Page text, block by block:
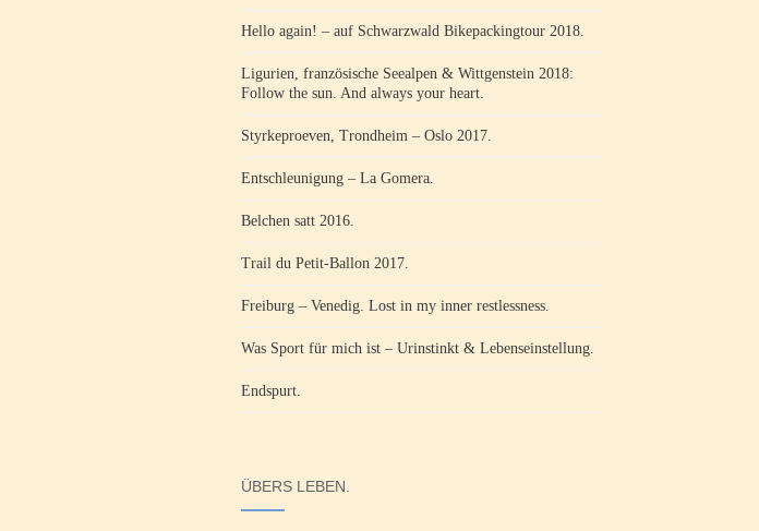
Hello again! – auf Schwarzwald Bikepackingtour 2018.
Ligurien, französische Seealpen & Wittgenstein 2018:
Follow the sun. And always your heart.
Styrkeproeven, Trondheim – Oslo 2017.
Entschleunigung – La Gomera.
Belchen satt 2016.
Trail du Petit-Ballon 2017.
Freiburg – Venedig. Lost in my inner restlessness.
Was Sport für mich ist – Urinstinkt & Lebenseinstellung.
Endspurt.
ÜBERS LEBEN.